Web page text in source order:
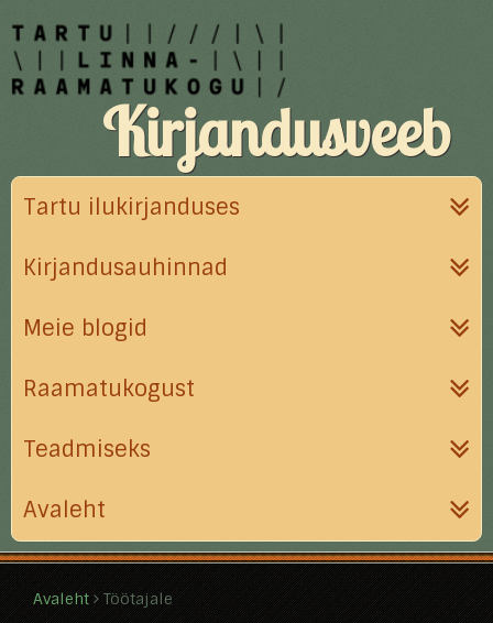
Kirjandusveeb
Tartu ilukirjanduses
Kirjandusauhinnad
Meie blogid
Raamatukogust
Teadmiseks
Avaleht
Avaleht Töötajale